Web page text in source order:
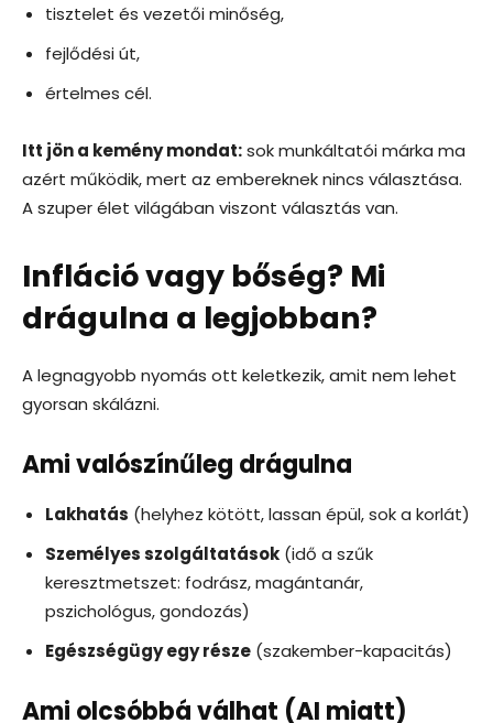
tisztelet és vezetői minőség,
fejlődési út,
értelmes cél.
Itt jön a kemény mondat:sok munkáltatói márka ma
azért működik, mert az embereknek nincs választása.
A szuper élet világában viszont választás van.
Infláció vagy bőség? Mi
drágulna a legjobban?
A legnagyobb nyomás ott keletkezik, amit nem lehet
gyorsan skálázni.
Ami valószínűleg drágulna
Lakhatás (helyhez kötött, lassan épül, sok a korlát)
Személyes szolgáltatások (idő a szűk
keresztmetszet: fodrász, magántanár,
pszichológus, gondozás)
Egészségügy egy része (szakember-kapacitás)
Ami olcsóbbá válhat (AI miatt)